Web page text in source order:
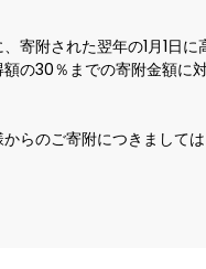
、寄附された翌年の1月1日
の30％までの寄附金額に
らのご寄附につきまして